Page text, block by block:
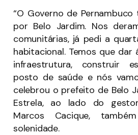
“O Governo de
por Belo Jardim. Nos
comunitárias, já pedi a
habitacional. Temos que dar
infraestrutura, construir
posto de saúde e nós
celebrou o prefeito de Belo
Estrela, ao lado do
Marcos Cacique,
solenidade.